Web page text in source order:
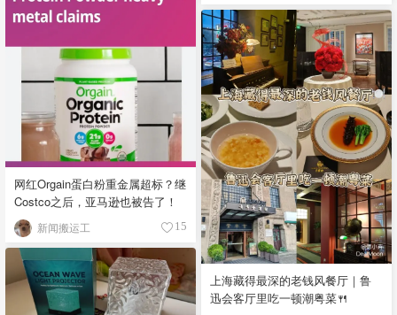
网红Orgain蛋白粉重金属超标？继
Costco之后，亚马逊也被告了！
新闻搬运工 15
上海藏得最深的老钱风餐厅｜鲁
迅会客厅里吃一顿潮粤菜🍴